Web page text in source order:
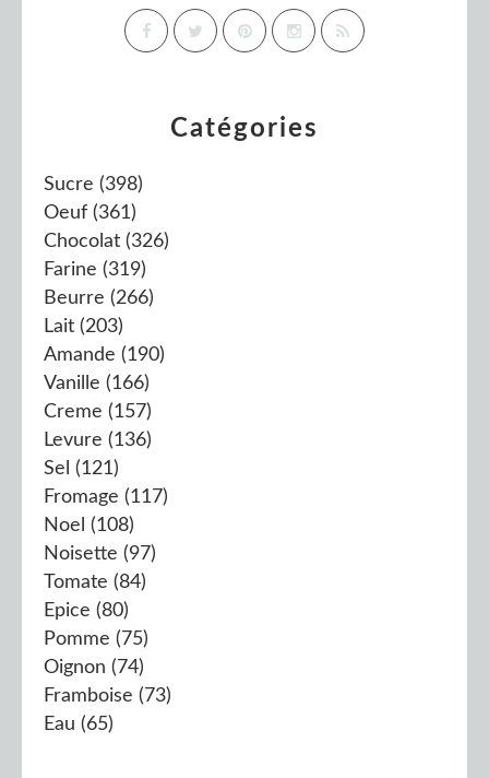
Catégories
Sucre (398)
Oeuf (361)
Chocolat (326)
Farine (319)
Beurre (266)
Lait (203)
Amande (190)
Vanille (166)
Creme (157)
Levure (136)
Sel (121)
Fromage (117)
Noel (108)
Noisette (97)
Tomate (84)
Epice (80)
Pomme (75)
Oignon (74)
Framboise (73)
Eau (65)